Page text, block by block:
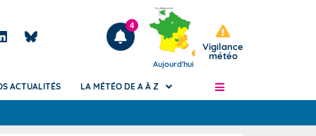
Articles
4
Aujourd'hui
Vigilance
météo
ACTUALITÉS LA MÉTÉO DE A À Z